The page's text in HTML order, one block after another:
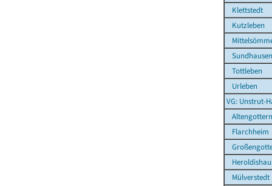
Klettstedt
Kutzleben
Sundhausen
Tottleben
Urleben
VG: Unstrut-
Altengottern
Flarchheim
Mülverstedt